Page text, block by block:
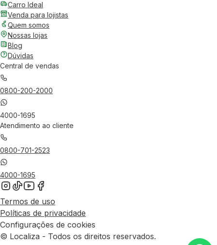
Carro Ideal
Venda para lojistas
Quem somos
Nossas lojas
Blog
Dúvidas
Central de vendas
0800-200-2000
4000-1695
Atendimento ao cliente
0800-701-2523
4000-1695
Termos de uso
Políticas de privacidade
Configurações de cookies
© Localiza - Todos os direitos reservados.